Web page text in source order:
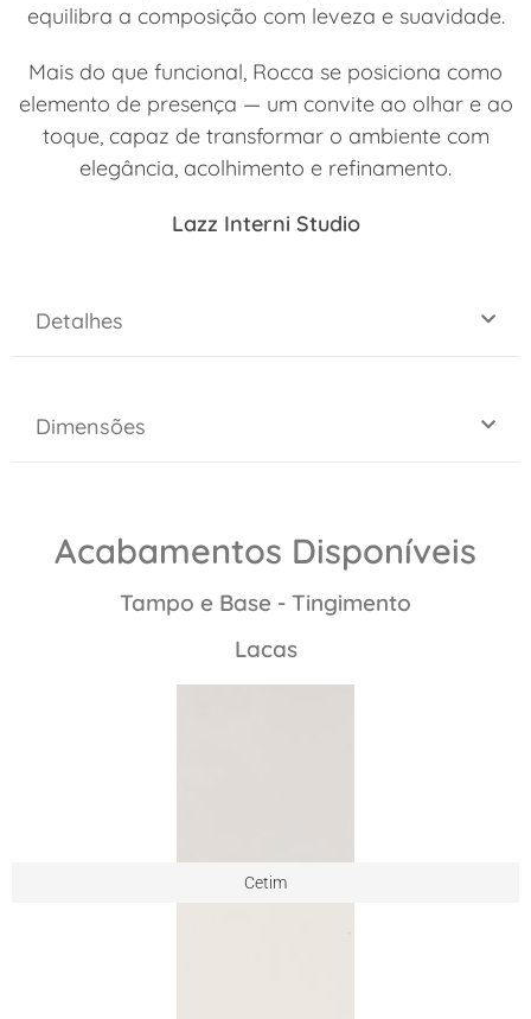
equilibra a composição com leveza e suavidade.
Mais do que funcional, Rocca se posiciona como
elemento de presença — um convite ao olhar e ao
toque, capaz de transformar o ambiente com
elegância, acolhimento e refinamento.
Lazz Interni Studio
Detalhes
Dimensões
Acabamentos Disponíveis
Tampo e Base - Tingimento
Lacas
Cetim